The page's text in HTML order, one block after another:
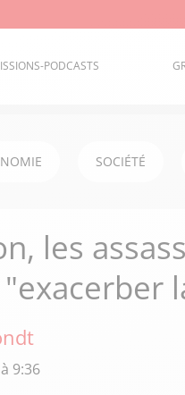
PODCASTS
SOCIÉTÉ
les
9:36